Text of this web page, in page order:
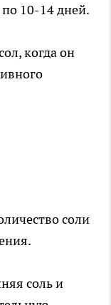
10-14 дней.
когда он
соли
соль и